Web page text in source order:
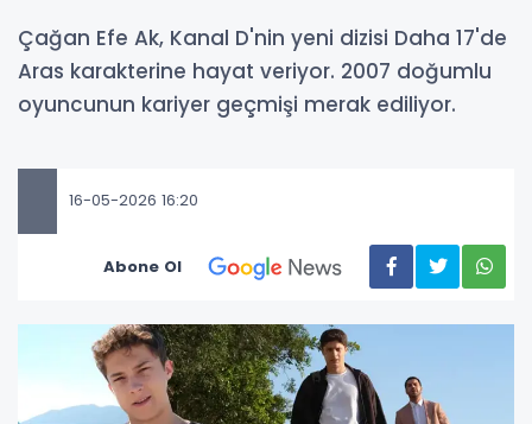
Çağan Efe Ak, Kanal D'nin yeni dizisi Daha 17'de
Aras karakterine hayat veriyor. 2007 doğumlu
oyuncunun kariyer geçmişi merak ediliyor.
16-05-2026 16:20
Abone Ol